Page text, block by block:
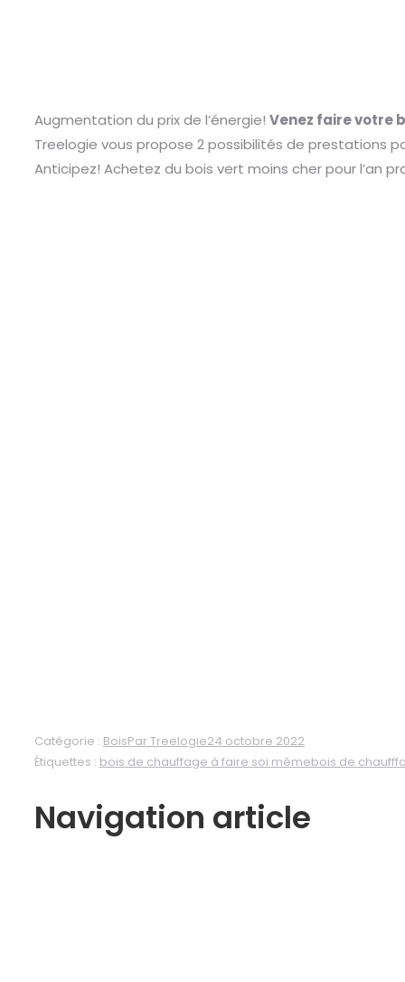
Augmentation du prix de l’énergie! Venez faire votre
Treelogie vous propose 2 possibilités de prestations
Anticipez! Achetez du bois vert moins cher pour l’an
Catégorie : BoisPar Treelogie24 octobre 2022
Étiquettes : bois de chauffage à faire soi mêmebois de
Navigation article